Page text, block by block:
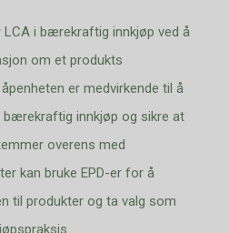
LCA i bærekraftig innkjøp ved å
om et produkts
er medvirkende til å
innkjøp og sikre at
overens med
kan bruke EPD-er for å
til produkter og ta valg som